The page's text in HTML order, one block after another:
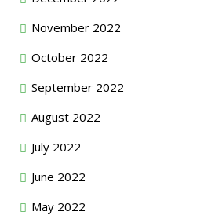
November 2022
October 2022
September 2022
August 2022
July 2022
June 2022
May 2022